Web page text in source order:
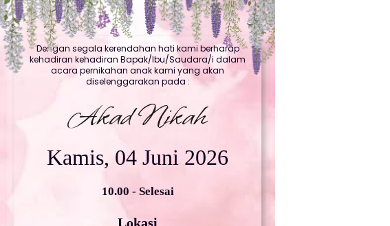
Dengan segala kerendahan hati kami berharap
kehadiran kehadiran Bapak/Ibu/Saudara/i dalam
acara pernikahan anak kami yang akan
diselenggarakan pada :
Akad Nikah
Kamis, 04 Juni 2026
10.00 - Selesai
Lokasi